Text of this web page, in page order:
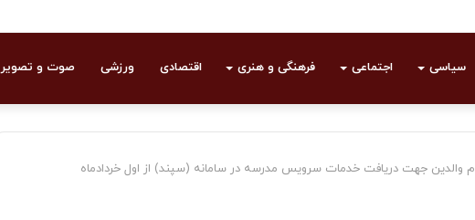
سیاسی اجتماعی فرهنگی و هنری اقتصادی ورزشی صوت و تصویر
والدین جهت دریافت خدمات سرویس مدرسه در سامانه (سپند) از اول خردادماه